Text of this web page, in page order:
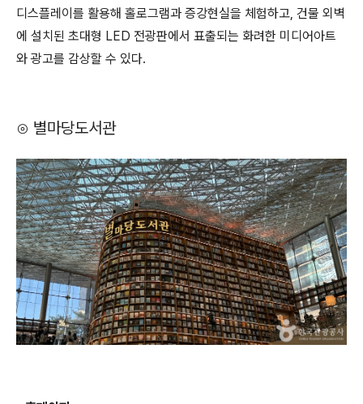
디스플레이를 활용해 홀로그램과 증강현실을 체험하고, 건물 외벽
에 설치된 초대형 LED 전광판에서 표출되는 화려한 미디어아트
와 광고를 감상할 수 있다.
⊙ 별마당도서관